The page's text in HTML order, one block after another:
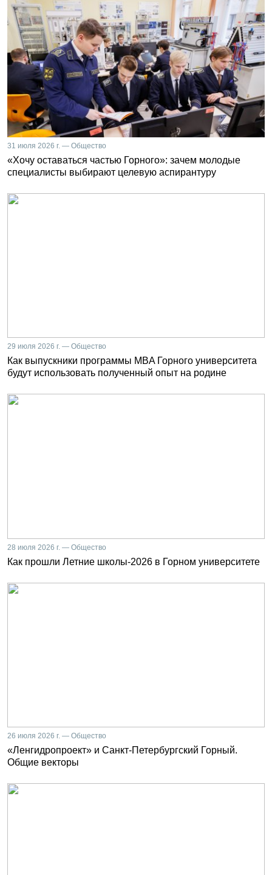
31 июля 2026 г. — Общество
«Хочу оставаться частью Горного»: зачем молодые
специалисты выбирают целевую аспирантуру
29 июля 2026 г. — Общество
Как выпускники программы MBA Горного университета
будут использовать полученный опыт на родине
28 июля 2026 г. — Общество
Как прошли Летние школы-2026 в Горном университете
26 июля 2026 г. — Общество
«Ленгидропроект» и Санкт-Петербургский Горный.
Общие векторы